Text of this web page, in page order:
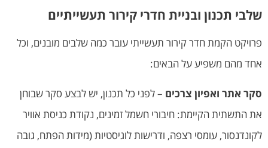
שלבי תכנון ובניית חדרי קירור תעשייתיים
פרויקט הקמת חדר קירור תעשייתי עובר כמה שלבים מובנים, וכל
אחד מהם משפיע על הבאים:
סקר אתר ואפיון צרכים – לפני כל תכנון, יש לבצע סקר שבוחן
את התשתית הקיימת: חיבורי חשמל זמינים, נקודת כניסת אוויר
לקונדנסור, עומסי רצפה, ודרישות לוגיסטיות (מידות הפתח, גובה